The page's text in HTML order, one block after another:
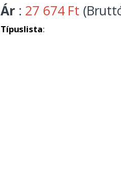
Ár : 27 674 Ft
Típuslista: